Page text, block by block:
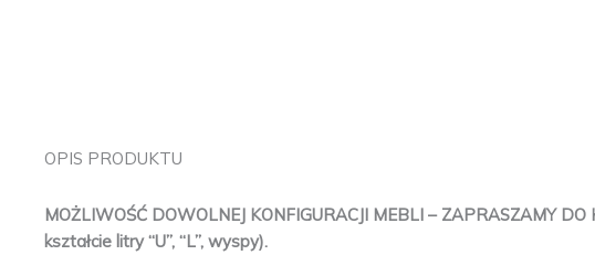
OPIS PRODUKTU
MOŻLIWOŚĆ DOWOLNEJ KONFIGURACJI MEBLI – ZAPRASZAMY
kształcie litry “U”, “L”, wyspy).